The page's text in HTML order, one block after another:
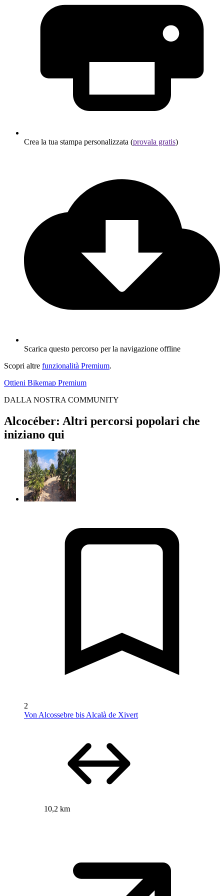
Crea la tua stampa personalizzata (provala gratis)
Scarica questo percorso per la navigazione offline
Scopri altre funzionalità Premium.
Ottieni Bikemap Premium
DALLA NOSTRA COMMUNITY
Alcocéber: Altri percorsi popolari che
iniziano qui
2
Von Alcossebre bis Alcalà de Xivert
10,2 km